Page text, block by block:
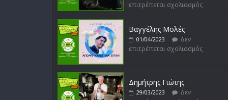
επιτρέπεται σχολιασμός
Βαγγέλης Μολές
01/04/2023
Δεν
επιτρέπεται σχολιασμός
Δημήτρης Γιώτης
29/03/2023
Δεν